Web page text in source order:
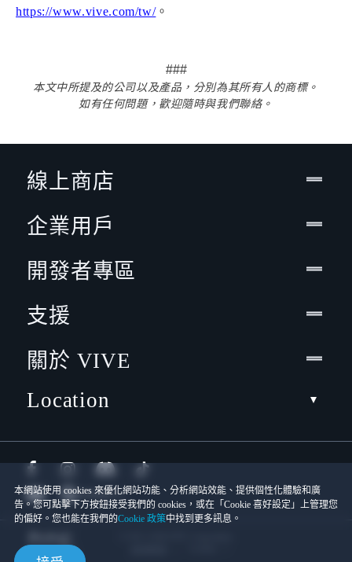
https://www.vive.com/tw/。
###
本文中所提及的公司以及產品，分別為其所有人的商標。
如有任何問題，歡迎隨時與我們聯絡。
本網站使用 cookies 來優化網站功能、分析網站效能、提供個性化體驗和廣
告。您可點擊下方按鈕接受我們的 cookies，或在「Cookie 喜好設定」上管理您
的偏好。您也能在我們的Cookie 政策中找到更多訊息。
線上商店
企業用戶
開發者專區
支援
關於 VIVE
Location